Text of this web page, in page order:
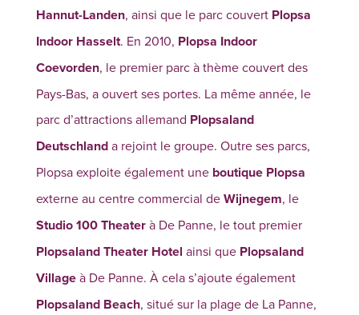
Hannut-Landen, ainsi que le parc couvert Plopsa
Indoor Hasselt. En 2010, Plopsa Indoor
Coevorden, le premier parc à thème couvert des
Pays-Bas, a ouvert ses portes. La même année, le
parc d’attractions allemand Plopsaland
Deutschlanda rejoint le groupe. Outre ses parcs,
Plopsa exploite également une boutique Plopsa
externe au centre commercial deWijnegem, le
Studio 100 Theaterà De Panne, le tout premier
Plopsaland Theater Hotel ainsi que Plopsaland
Villageà De Panne. À cela s’ajoute également
Plopsaland Beach, situé sur la plage de La Panne,